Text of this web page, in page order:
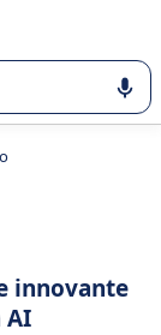
de
innovante
AI